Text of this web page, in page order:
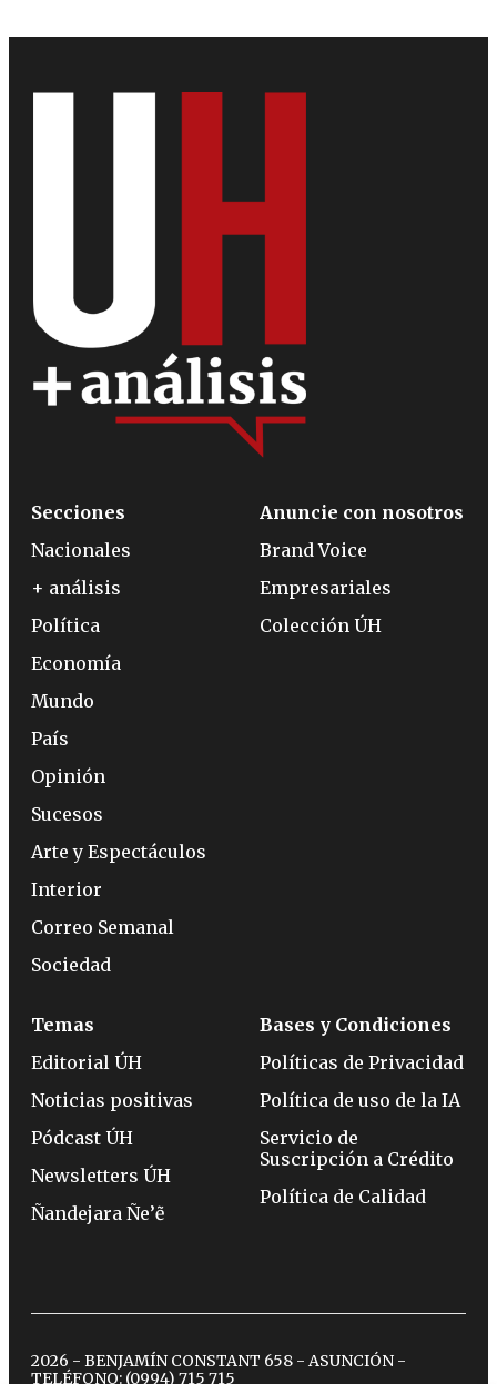
Secciones
Nacionales
+ análisis
Política
Economía
Mundo
País
Opinión
Sucesos
Arte y Espectáculos
Interior
Correo Semanal
Sociedad
Anuncie con nosotros
Brand Voice
Empresariales
Colección ÚH
Temas
Editorial ÚH
Noticias positivas
Pódcast ÚH
Newsletters ÚH
Ñandejara Ñe’ẽ
Bases y Condiciones
Políticas de Privacidad
Política de uso de la IA
Servicio de
Suscripción a Crédito
Política de Calidad
2026 - BENJAMÍN CONSTANT 658 - ASUNCIÓN -
TELÉFONO: (0994) 715 715